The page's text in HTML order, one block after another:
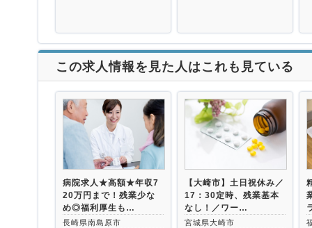
この求人情報を見た人はこれも見ている
病院求人★高額★年収7
20万円まで！残業少な
め◎福利厚生も…
長崎県南島原市
【大崎市】土日祝休み／
17：30定時、残業基本
なし！／ワー…
宮城県大崎市